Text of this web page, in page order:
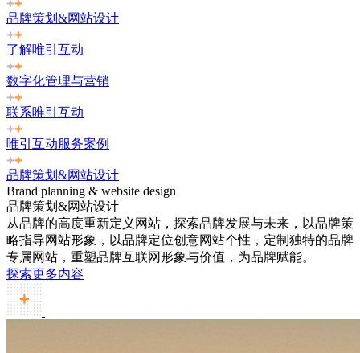
品牌策划&网站设计
了解唯引互动
数字化管理与营销
联系唯引互动
唯引互动服务案例
品牌策划&网站设计
Brand planning & website design
品牌策划&网站设计
从品牌的高度重新定义网站，探索品牌发展与未来，以品牌策
略指导网站形象，以品牌定位创意网站个性，定制独特的品牌
专属网站，重塑品牌互联网形象与价值，为品牌赋能。
探索更多内容